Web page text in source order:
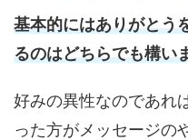
基本的にはありがとう
るのはどちらでも構い
好みの異性なのであれ
った方がメッセージの